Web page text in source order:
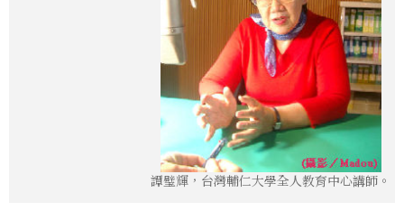
譚璧輝，台灣輔仁大學全人教育中心講師。